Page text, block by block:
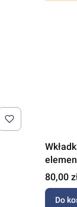
Cena
80,00
Do